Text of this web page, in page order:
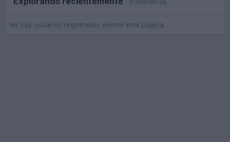
0 miembros
No hay usuarios registrados viendo esta página.